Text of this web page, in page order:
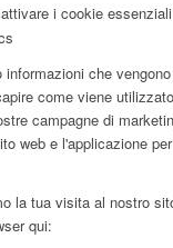
i cookie
che
come viene
campagne di
web e l'applicazione
la tua visita al nostro
qui: